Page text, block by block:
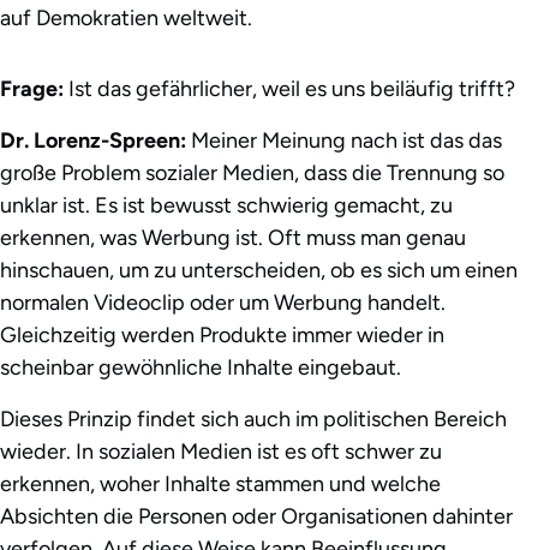
auf Demokratien weltweit.
Frage: Ist das gefährlicher, weil es uns beiläufig trifft?
Dr. Lorenz-Spreen: Meiner Meinung nach ist das das
große Problem sozialer Medien, dass die Trennung so
unklar ist. Es ist bewusst schwierig gemacht, zu
erkennen, was Werbung ist. Oft muss man genau
hinschauen, um zu unterscheiden, ob es sich um einen
normalen Videoclip oder um Werbung handelt.
Gleichzeitig werden Produkte immer wieder in
scheinbar gewöhnliche Inhalte eingebaut.
Dieses Prinzip findet sich auch im politischen Bereich
wieder. In sozialen Medien ist es oft schwer zu
erkennen, woher Inhalte stammen und welche
Absichten die Personen oder Organisationen dahinter